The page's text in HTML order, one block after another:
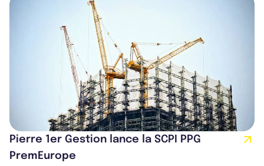
Pierre 1er Gestion lance la SCPI PPG
PremEurope